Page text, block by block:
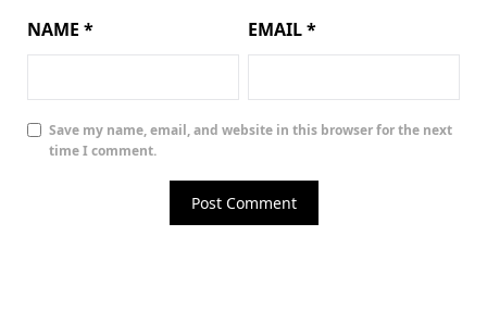
NAME * EMAIL*
Save my name, email, and website in this browser for the next
time I comment.